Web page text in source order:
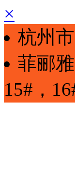
×
杭州
菲郦
15#，